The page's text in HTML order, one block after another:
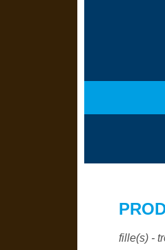
fille(s) -